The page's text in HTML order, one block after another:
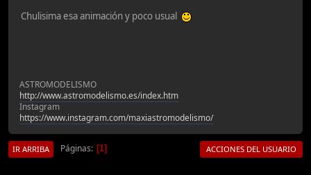
Chulisima esa animación y poco usual
ASTROMODELISMO
http://www.astromodelismo.es/index.htm
Instagram
https://www.instagram.com/maxiastromodelismo/
IR ARRIBA Páginas 1 ACCIONES DEL USUARIO